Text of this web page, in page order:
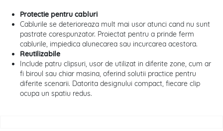
Protectie pentru cabluri
Cablurile se deterioreaza mult mai usor atunci cand nu sunt
pastrate corespunzator. Proiectat pentru a prinde ferm
cablurile, impiedica alunecarea sau incurcarea acestora.
Reutilizabile
Include patru clipsuri, usor de utilizat in diferite zone, cum ar
fi biroul sau chiar masina, oferind solutii practice pentru
diferite scenarii. Datorita designului compact, fiecare clip
ocupa un spatiu redus.